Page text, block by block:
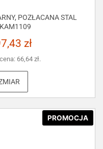
POZŁACANA STAL
zł
66,64 zł.
PROMOCJA